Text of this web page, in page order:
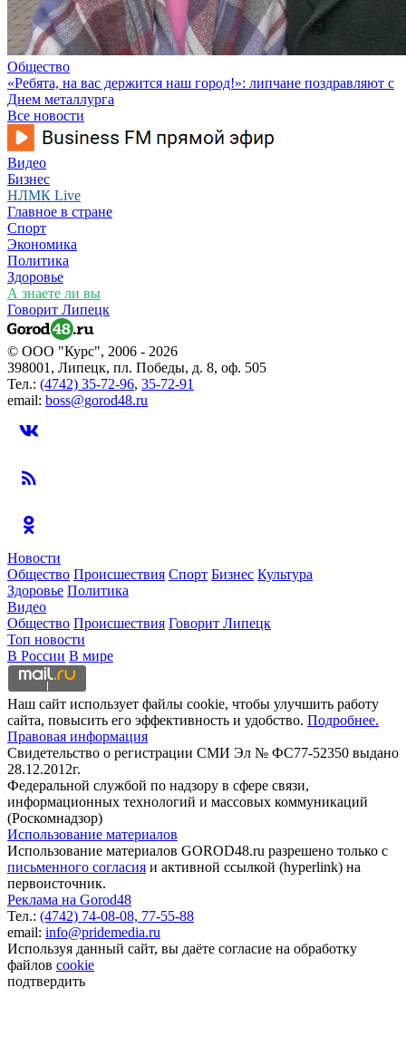
Общество
«Ребята, на вас держится наш город!»: липчане поздравляют с
Днем металлурга
Все новости
Видео
Бизнес
НЛМК Live
Главное в стране
Спорт
Экономика
Политика
Здоровье
А знаете ли вы
Говорит Липецк
© ООО "Курс", 2006 - 2026
398001, Липецк, пл. Победы, д. 8, оф. 505
Тел.: (4742) 35-72-96, 35-72-91
email: boss@gorod48.ru
Новости
Общество Происшествия Спорт Бизнес Культура
Здоровье Политика
Видео
Общество Происшествия Говорит Липецк
Топ новости
В России В мире
Наш сайт использует файлы cookie, чтобы улучшить работу
сайта, повысить его эффективность и удобство. Подробнее.
Правовая информация
Свидетельство о регистрации СМИ Эл № ФС77-52350 выдано
28.12.2012г.
Федеральной службой по надзору в сфере связи,
информационных технологий и массовых коммуникаций
(Роскомнадзор)
Использование материалов
Использование материалов GOROD48.ru разрешено только с
письменного согласия и активной ссылкой (hyperlink) на
первоисточник.
Реклама на Gorod48
Тел.: (4742) 74-08-08, 77-55-88
email: info@pridemedia.ru
Используя данный сайт, вы даёте согласие на обработку
файлов cookie
подтвердить